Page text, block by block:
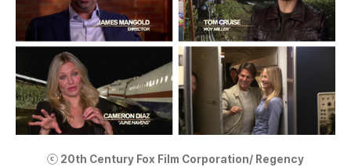
ⓒ 20th Century Fox Film Corporation/ Regency